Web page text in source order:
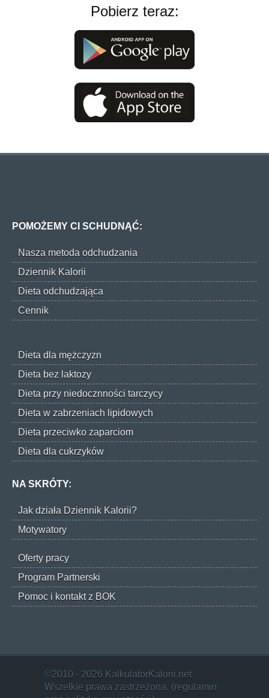
Pobierz teraz:
POMOŻEMY CI SCHUDNĄĆ:
Nasza metoda odchudzania
Dziennik Kalorii
Dieta odchudzająca
Cennik
Dieta dla mężczyzn
Dieta bez laktozy
Dieta przy niedocznności tarczycy
Dieta w zabrzeniach lipidowych
Dieta przeciwko zaparciom
Dieta dla cukrzyków
NA SKRÓTY:
Jak działa Dziennik Kalorii?
Motywatory
Oferty pracy
Program Partnerski
Pomoc i kontakt z BOK
©2010 - 2026 KalkulatorKalorii.net
Wszelkie prawa zastrzeżona. (regulamin